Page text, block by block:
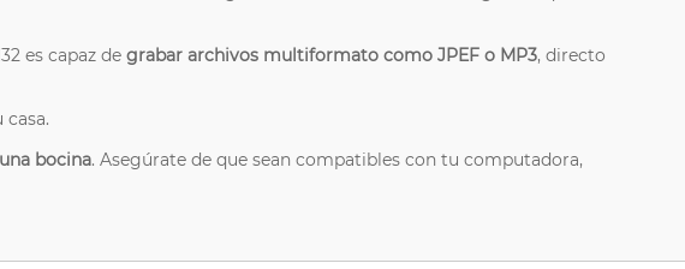
es capaz de grabar archivos multiformato como JPEF o MP3, directo
bocina. Asegúrate de que sean compatibles con tu computadora,